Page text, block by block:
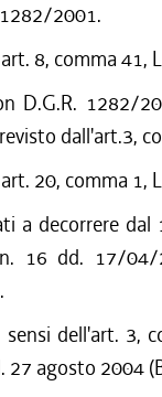
2001.
8, comma 41,
D.G.R. 1282/
dall'art.3,
20, comma 1,
a decorrere
16 dd. 17/
dell'art. 3,
27 agosto 2004